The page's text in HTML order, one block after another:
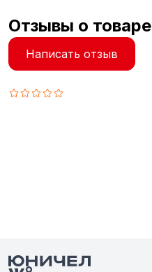
Отзывы о товаре
Написать отзыв